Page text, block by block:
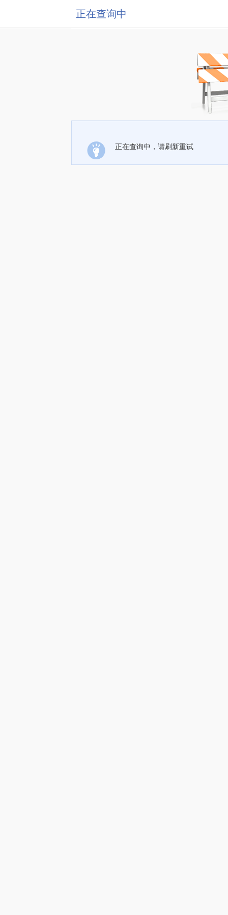
正在查询中
正在查询中，请刷新重试